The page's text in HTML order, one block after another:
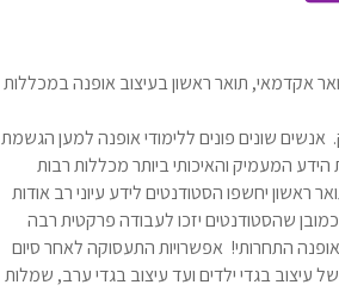
אקדמאי, תואר ראשון בעיצוב אופנה במכללות
שונים פונים ללימודי אופנה למען הגשמת
המעמיק והאיכותי ביותר מכללות רבות
ראשון יחשפו הסטודנטים לידע עיוני רב אודות
כמובן שהסטודנטים יזכו לעבודה פרקטית רבה
התחרותי! אפשרויות התעסוקה לאחר סיום
בגדי ילדים ועד עיצוב בגדי ערב, שמלות